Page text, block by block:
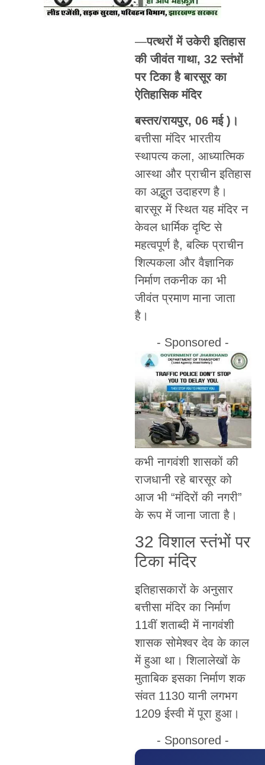
—पत्थरों में उकेरी इतिहास
की जीवंत गाथा, 32 स्तंभों
पर टिका है बारसूर का
ऐतिहासिक मंदिर
बस्तर/रायपुर, 06 मई )।
बत्तीसा मंदिर भारतीय
स्थापत्य कला, आध्यात्मिक
आस्था और प्राचीन इतिहास
का अद्भुत उदाहरण है।
बारसूर में स्थित यह मंदिर न
केवल धार्मिक दृष्टि से
महत्वपूर्ण है, बल्कि प्राचीन
शिल्पकला और वैज्ञानिक
निर्माण तकनीक का भी
जीवंत प्रमाण माना जाता
है।
- Sponsored -
कभी नागवंशी शासकों की
राजधानी रहे बारसूर को
आज भी “मंदिरों की नगरी”
के रूप में जाना जाता है।
32 विशाल स्तंभों पर
टिका मंदिर
इतिहासकारों के अनुसार
बत्तीसा मंदिर का निर्माण
11वीं शताब्दी में नागवंशी
शासक सोमेश्वर देव के काल
में हुआ था। शिलालेखों के
मुताबिक इसका निर्माण शक
संवत 1130 यानी लगभग
1209 ईस्वी में पूरा हुआ।
- Sponsored -